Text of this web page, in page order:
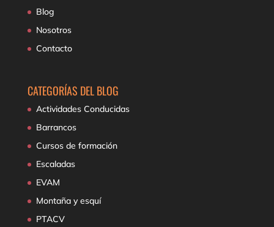
Blog
Nosotros
Contacto
CATEGORÍAS DEL BLOG
Actividades Conducidas
Barrancos
Cursos de formación
Escaladas
EVAM
Montaña y esquí
PTACV